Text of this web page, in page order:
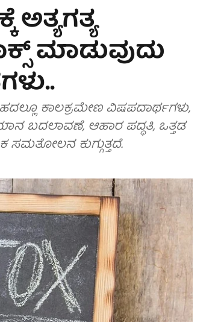
ಮಾಡುವುದು
ಕಾಲಕ್ರಮೇಣ ವಿಷಪದಾರ್ಥಗಳು,
ಬದಲಾವಣೆ, ಆಹಾರ ಪದ್ಧತಿ, ಒತ್ತಡ
ಕುಗ್ಗುತ್ತದೆ.